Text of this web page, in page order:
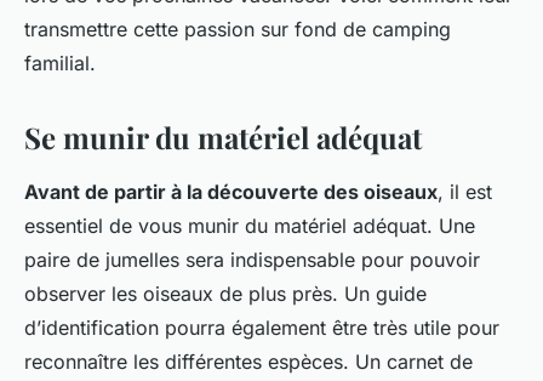
transmettre cette passion sur fond de camping
familial.
Se munir du matériel adéquat
Avant de partir à la découverte des oiseaux, il est
essentiel de vous munir du matériel adéquat. Une
paire de jumelles sera indispensable pour pouvoir
observer les oiseaux de plus près. Un guide
d’identification pourra également être très utile pour
reconnaître les différentes espèces. Un carnet de